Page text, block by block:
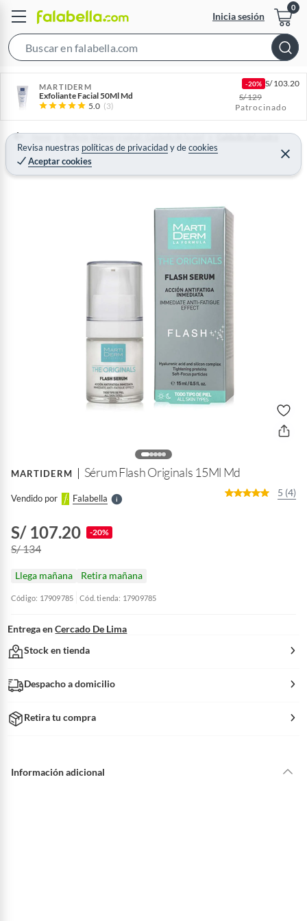
Inicia sesión
h
B
MARTIDERM
Exfoliante Facial 50Ml Md
5.0 (3)
-20% S/103.20
S/129
Patrocinado
Revisa nuestras políticas de privacidadydecookies
Aceptar cookies
C
e
r
Home Belleza, higiene y salud - Cuidado de la piel Cuidado del rostro
MARTIDERM Sérum Flash Originals 15Ml Md
Vendido por FalabellaS
l
o
5 (4)
S/ 107.20 -20%
S/ 134
Llega mañana Retira mañana
Código: 17909785 Cód. tienda: 17909785
Entrega en Cercado De Lima
Stock en tienda
Despacho a domicilio
Retira tu compra
Información adicional